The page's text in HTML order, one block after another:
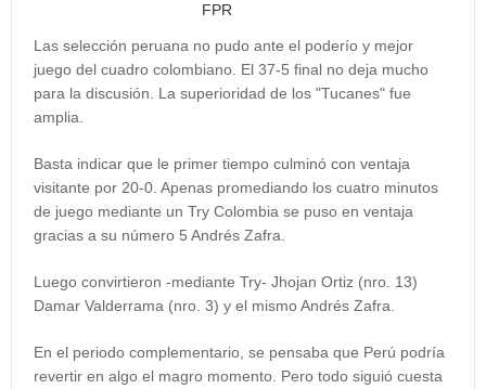
FPR
Las selección peruana no pudo ante el poderío y mejor
juego del cuadro colombiano. El 37-5 final no deja mucho
para la discusión. La superioridad de los "Tucanes" fue
amplia.
Basta indicar que le primer tiempo culminó con ventaja
visitante por 20-0. Apenas promediando los cuatro minutos
de juego mediante un Try Colombia se puso en ventaja
gracias a su número 5 Andrés Zafra.
Luego convirtieron -mediante Try- Jhojan Ortiz (nro. 13)
Damar Valderrama (nro. 3) y el mismo Andrés Zafra.
En el periodo complementario, se pensaba que Perú podría
revertir en algo el magro momento. Pero todo siguió cuesta